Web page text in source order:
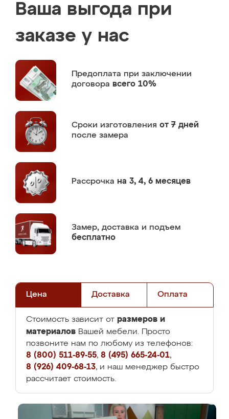
Ваша выгода при
заказе у нас
Предоплата при заключении
договора всего 10%
Сроки изготовления от 7 дней
после замера
Рассрочка на 3, 4, 6 месяцев
Замер, доставка и подъем
бесплатно
Цена Доставка Оплата
Стоимость зависит от размеров и
материалов Вашей мебели. Просто
позвоните нам по любому из телефонов:
8 (800) 511-89-55, 8 (495) 665-24-01,
8 (926) 409-68-13, и наш менеджер быстро
рассчитает стоимость.